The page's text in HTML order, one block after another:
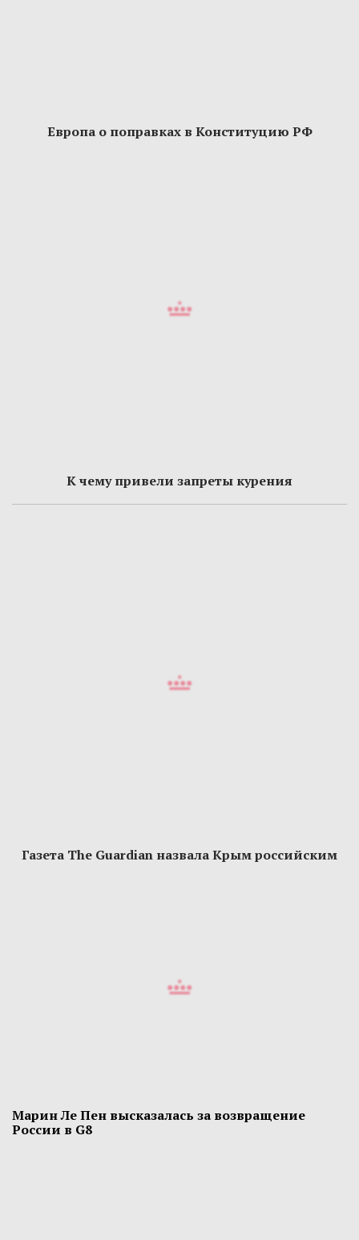
Европа о поправках в Конституцию РФ
К чему привели запреты курения
Газета The Guardian назвала Крым российским
Марин Ле Пен высказалась за возвращение
России в G8